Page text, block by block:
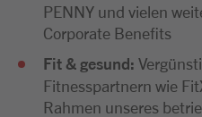
PENNY und vielen
Corporate Benefits
Fit & gesund:
Fitnesspartnern wie
Rahmen unseres